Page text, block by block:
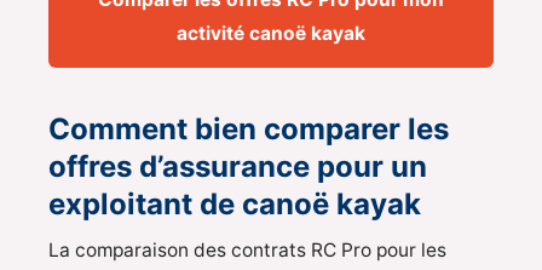
activité canoë kayak
Comment bien comparer les
offres d’assurance pour un
exploitant de canoë kayak
La comparaison des contrats RC Pro pour les